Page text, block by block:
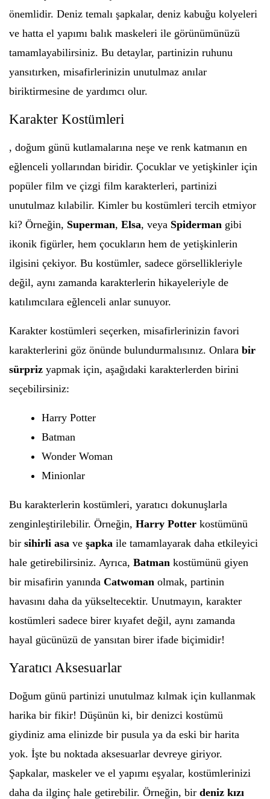
önemlidir. Deniz temalı şapkalar, deniz kabuğu kolyeleri
ve hatta el yapımı balık maskeleri ile görünümünüzü
tamamlayabilirsiniz. Bu detaylar, partinizin ruhunu
yansıtırken, misafirlerinizin unutulmaz anılar
biriktirmesine de yardımcı olur.
Karakter Kostümleri
, doğum günü kutlamalarına neşe ve renk katmanın en
eğlenceli yollarından biridir. Çocuklar ve yetişkinler için
popüler film ve çizgi film karakterleri, partinizi
unutulmaz kılabilir. Kimler bu kostümleri tercih etmiyor
ki? Örneğin, Superman, Elsa, veya Spiderman gibi
ikonik figürler, hem çocukların hem de yetişkinlerin
ilgisini çekiyor. Bu kostümler, sadece görsellikleriyle
değil, aynı zamanda karakterlerin hikayeleriyle de
katılımcılara eğlenceli anlar sunuyor.
Karakter kostümleri seçerken, misafirlerinizin favori
karakterlerini göz önünde bulundurmalısınız. Onlara bir
sürpriz yapmak için, aşağıdaki karakterlerden birini
seçebilirsiniz:
Harry Potter
Batman
Wonder Woman
Minionlar
Bu karakterlerin kostümleri, yaratıcı dokunuşlarla
zenginleştirilebilir. Örneğin, Harry Potter kostümünü
bir sihirli asa ve şapka ile tamamlayarak daha etkileyici
hale getirebilirsiniz. Ayrıca, Batman kostümünü giyen
bir misafirin yanında Catwoman olmak, partinin
havasını daha da yükseltecektir. Unutmayın, karakter
kostümleri sadece birer kıyafet değil, aynı zamanda
hayal gücünüzü de yansıtan birer ifade biçimidir!
Yaratıcı Aksesuarlar
Doğum günü partinizi unutulmaz kılmak için kullanmak
harika bir fikir! Düşünün ki, bir denizci kostümü
giydiniz ama elinizde bir pusula ya da eski bir harita
yok. İşte bu noktada aksesuarlar devreye giriyor.
Şapkalar, maskeler ve el yapımı eşyalar, kostümlerinizi
daha da ilginç hale getirebilir. Örneğin, bir deniz kızı